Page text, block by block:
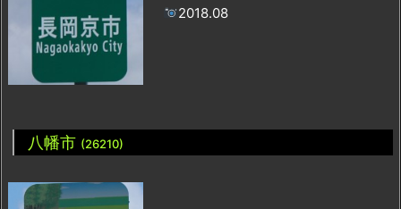
2018.08
八幡市 (26210)